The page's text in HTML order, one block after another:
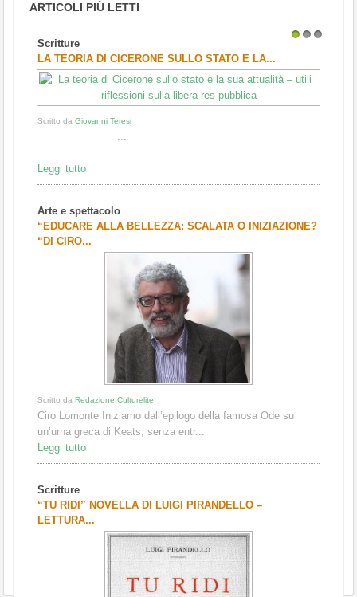
ARTICOLI PIÙ LETTI
Scritture
LA TEORIA DI CICERONE SULLO STATO E LA...
Scritto da Giovanni Teresi
...
Leggi tutto
Arte e spettacolo
“EDUCARE ALLA BELLEZZA: SCALATA O INIZIAZIONE?
“DI CIRO...
Scritto da Redazione Culturelite
Ciro Lomonte Iniziamo dall’epilogo della famosa Ode su
un’urna greca di Keats, senza entr...
Leggi tutto
Scritture
“TU RIDI” NOVELLA DI LUIGI PIRANDELLO –
LETTURA...